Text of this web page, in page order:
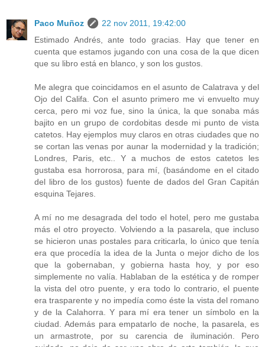
Paco Muñoz
22 nov 2011, 19:42:00
Estimado Andrés, ante todo gracias. Hay que tener en
cuenta que estamos jugando con una cosa de la que dicen
que su libro está en blanco, y son los gustos.
Me alegra que coincidamos en el asunto de Calatrava y del
Ojo del Califa. Con el asunto primero me vi envuelto muy
cerca, pero mi voz fue, sino la única, la que sonaba más
bajito en un grupo de cordobitas desde mi punto de vista
catetos. Hay ejemplos muy claros en otras ciudades que no
se cortan las venas por aunar la modernidad y la tradición;
Londres, Paris, etc.. Y a muchos de estos catetos les
gustaba esa horrorosa, para mí, (basándome en el citado
del libro de los gustos) fuente de dados del Gran Capitán
esquina Tejares.
A mí no me desagrada del todo el hotel, pero me gustaba
más el otro proyecto. Volviendo a la pasarela, que incluso
se hicieron unas postales para criticarla, lo único que tenía
era que procedía la idea de la Junta o mejor dicho de los
que la gobernaban, y gobierna hasta hoy, y por eso
simplemente no valía. Hablaban de la estética y de romper
la vista del otro puente, y era todo lo contrario, el puente
era trasparente y no impedía como éste la vista del romano
y de la Calahorra. Y para mí era tener un símbolo en la
ciudad. Además para empatarlo de noche, la pasarela, es
un armastrote, por su carencia de iluminación. Pero